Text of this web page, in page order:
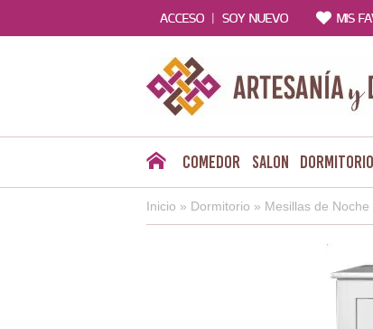
ACCESO | SOY NUEVO MIS
Comedor Salon Dormitorio
Inicio » Dormitorio » Mesillas de Noche